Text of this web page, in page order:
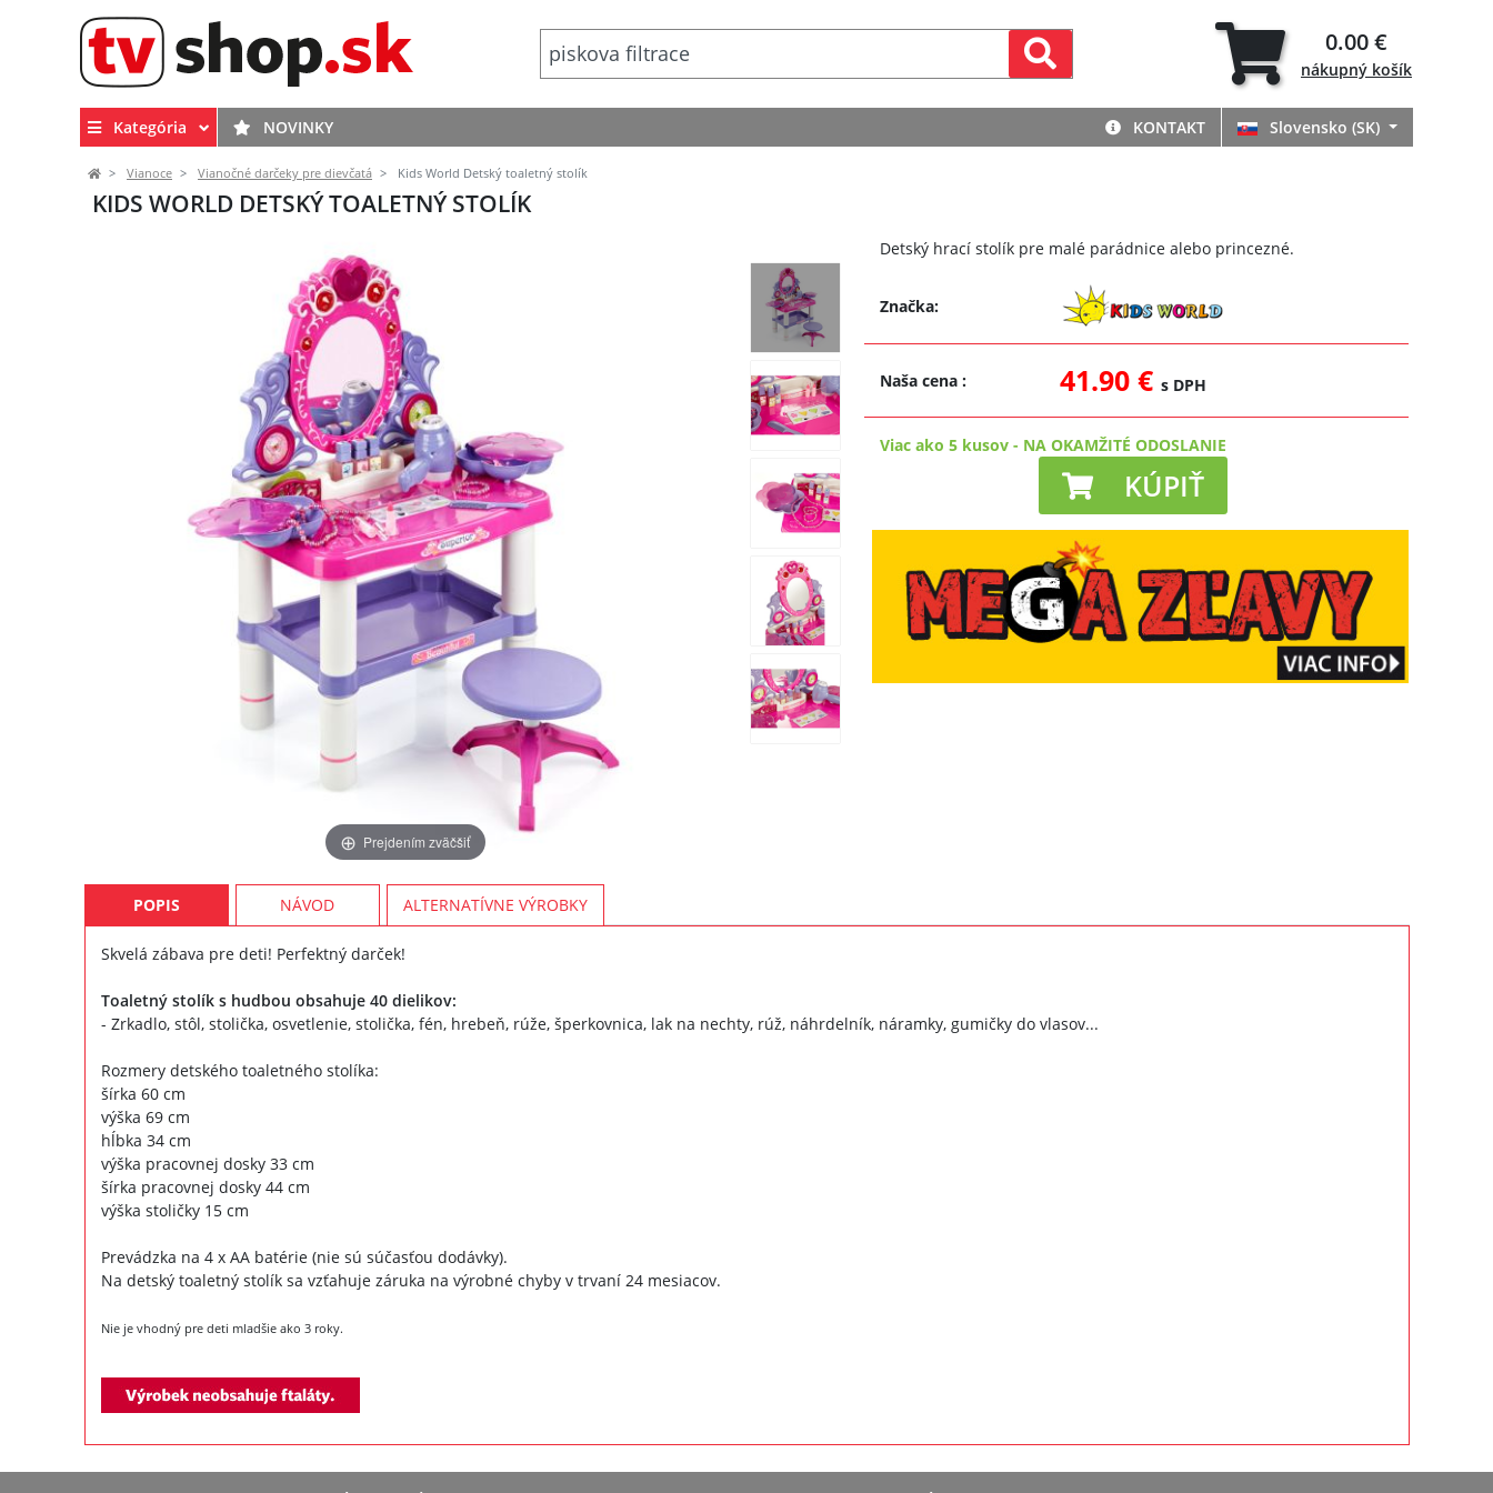
0.00 €
nákupný košík
Kategória NOVINKY KONTAKT Slovensko (SK)
Vianoce Vianočné darčeky pre dievčatá Kids World Detský toaletný stolík
KIDS WORLD DETSKÝ TOALETNÝ STOLÍK
Prejdením zväčšiť
Detský hrací stolík pre malé parádnice alebo princezné.
Značka:
Naša cena: 41.90 €s DPH
Viac ako 5 kusov - NA OKAMŽITÉ ODOSLANIE
KÚPIŤ
POPIS NÁVOD ALTERNATÍVNE VÝROBKY
Skvelá zábava pre deti! Perfektný darček!
Toaletný stolík s hudbou obsahuje 40 dielikov:
- Zrkadlo, stôl, stolička, osvetlenie, stolička, fén, hrebeň, rúže, šperkovnica, lak na nechty, rúž, náhrdelník, náramky, gumičky do vlasov...
Rozmery detského toaletného stolíka:
šírka 60 cm
výška 69 cm
hĺbka 34 cm
výška pracovnej dosky 33 cm
šírka pracovnej dosky 44 cm
výška stoličky 15 cm
Prevádzka na 4 x AA batérie (nie sú súčasťou dodávky).
Na detský toaletný stolík sa vzťahuje záruka na výrobné chyby v trvaní 24 mesiacov.
Nie je vhodný pre deti mladšie ako 3 roky.